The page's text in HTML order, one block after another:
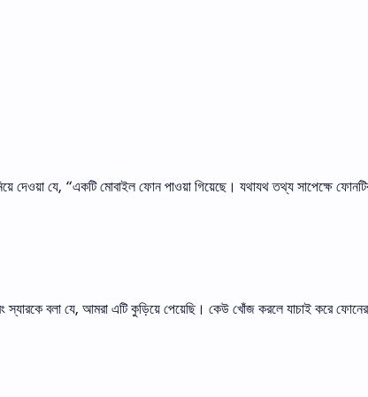
দেওয়া যে, “একটি মােবাইল ফোন পাওয়া গিয়েছে। যথাযথ তথ্য সাপেক্ষে
স্যারকে বলা যে, আমরা এটি কুড়িয়ে পেয়েছি। কেউ খোঁজ করলে যাচাই করে ফোনের